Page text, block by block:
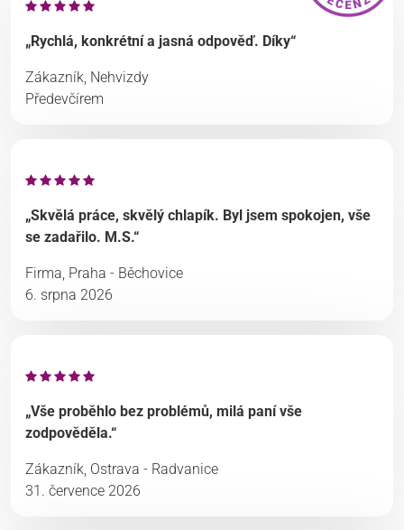
„Rychlá, konkrétní a jasná odpověď. Díky“
Zákazník, Nehvizdy
Předevčírem
„Skvělá práce, skvělý chlapík. Byl jsem spokojen, vše
se zadařilo. M.S.“
Firma, Praha - Běchovice
6. srpna 2026
„Vše proběhlo bez problémů, milá paní vše
zodpověděla.“
Zákazník, Ostrava - Radvanice
31. července 2026